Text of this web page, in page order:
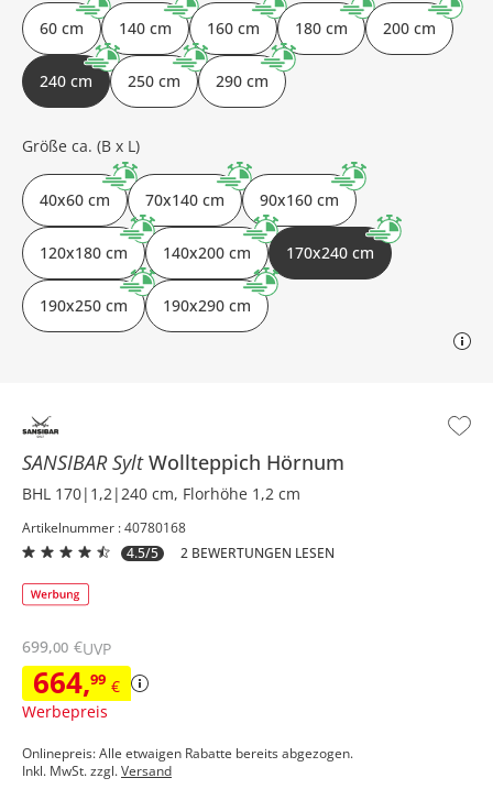
SANSIBAR SyltWollteppich Hörnum
BHL 170|1,2|240 cm, Florhöhe 1,2 cm
Artikelnummer : 40780168
4.5/5
2 BEWERTUNGEN LESEN
664,99 €
Werbepreis
699,00 €UVP
Onlinepreis: Alle etwaigen Rabatte bereits abgezogen.
Inkl. MwSt. zzgl.Versand
60 cm 140 cm 160 cm 180 cm 200 cm
240 cm 250 cm 290 cm
Größe ca. (B x L)
40x60 cm 70x140 cm 90x160 cm
120x180 cm 140x200 cm 170x240 cm
190x250 cm 190x290 cm